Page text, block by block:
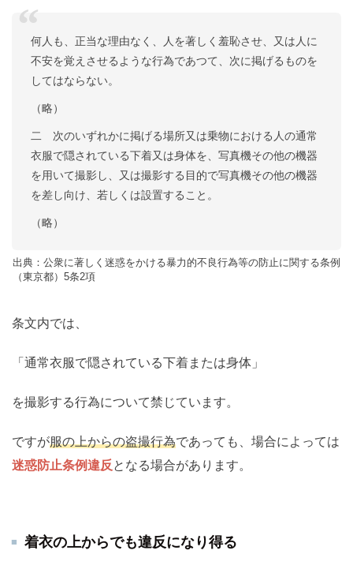
何人も、正当な理由なく、人を著しく羞恥させ、又は人に
不安を覚えさせるような行為であつて、次に掲げるものを
してはならない。
（略）
二 次のいずれかに掲げる場所又は乗物における人の通常
衣服で隠されている下着又は身体を、写真機その他の機器
を用いて撮影し、又は撮影する目的で写真機その他の機器
を差し向け、若しくは設置すること。
（略）
出典：公衆に著しく迷惑をかける暴力的不良行為等の防止に関する条例
（東京都）5条2項
条文内では、
「通常衣服で隠されている下着または身体」
を撮影する行為について禁じています。
ですが服の上からの盗撮行為であっても、場合によっては
迷惑防止条例違反 となる場合があります。
着衣の上からでも違反になり得る